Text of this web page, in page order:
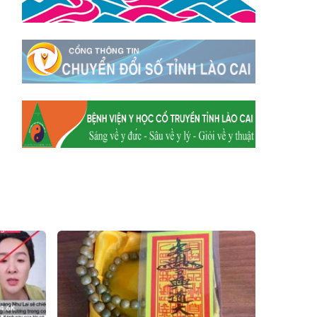
Hum
Xã Trịnh Tường
Xã Nậm Chày
Xã Võ Lao
Xã Khánh Yên
Xã Văn Bàn
Xã Dương Quỳ
Xã Nghĩa Đô
Xã Thượng Hà
Xã Xuân Hòa
Xã Phúc Khánh
Xã Bảo Hà
Xã Mường Bo
Xã Bản Hồ
Xã Tả Van